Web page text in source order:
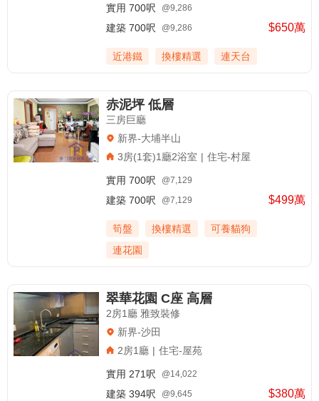
$650萬
實用 700呎 @9,286
建築 700呎 @9,286
近港鐵 換樓精選 連天台
赤泥坪 低層
三房巨廳
新界-大埔半山
3房(1套)1廳2浴室 | 住宅-村屋
$499萬
實用 700呎 @7,129
建築 700呎 @7,129
筍盤 換樓精選
可養貓狗
連花園
翠華花園 C座 高層
2房1廳 雅致裝修
新界-沙田
2房1廳 | 住宅-屋苑
$380萬
實用 271呎 @14,022
建築 394呎 @9,645